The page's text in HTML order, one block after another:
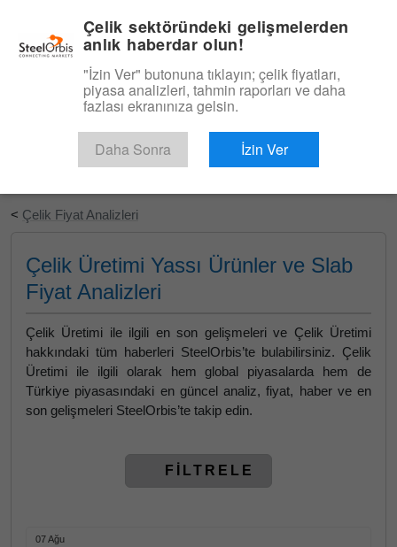
Ücretsiz Deneyin
< Çelik Fiyat Analizleri
Çelik Üretimi Yassı Ürünler ve Slab
Fiyat Analizleri
Çelik Üretimi ile ilgili en son gelişmeleri ve Çelik Üretimi
hakkındaki tüm haberleri SteelOrbis’te bulabilirsiniz. Çelik
Üretimi ile ilgili olarak hem global piyasalarda hem de
Türkiye piyasasındaki en güncel analiz, fiyat, haber ve en
son gelişmeleri SteelOrbis’te takip edin.
FİLTRELE
07 Ağu
Çelik sektöründeki gelişmelerden
anlık haberdar olun!
"İzin Ver" butonuna tıklayın; çelik fiyatları,
piyasa analizleri, tahmin raporları ve daha
fazlası ekranınıza gelsin.
Daha Sonra İzin Ver